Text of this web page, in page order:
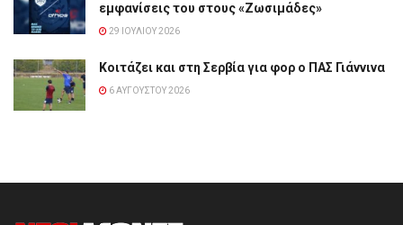
εμφανίσεις του στους «Ζωσιμάδες»
29 ΙΟΥΛΊΟΥ 2026
Κοιτάζει και στη Σερβία για φορ ο ΠΑΣ Γιάννινα
6 ΑΥΓΟΎΣΤΟΥ 2026